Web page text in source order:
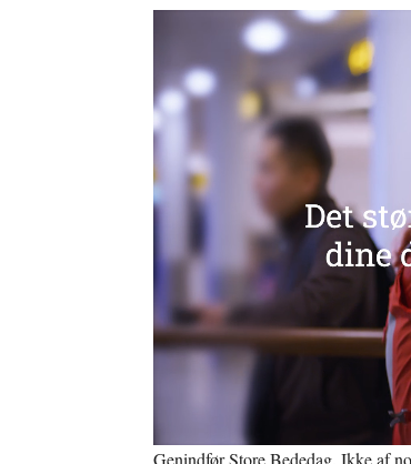
Genindfør Store Bededag. Ikke af